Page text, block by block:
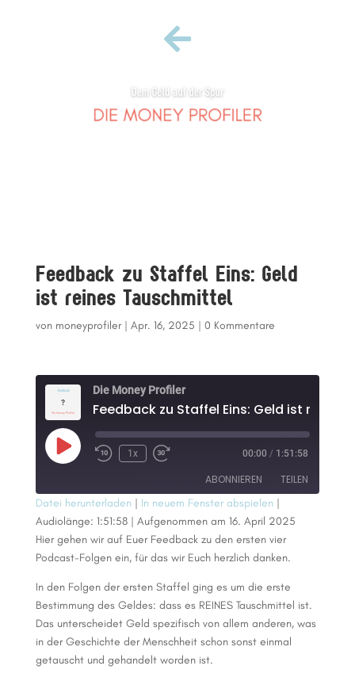

Feedback zu Staffel Eins: Geld
ist reines Tauschmittel
von moneyprofiler| Apr. 16, 2025 | 0 Kommentare
Die Money Profiler
Play
Episode
1x 00:00 / 1:51:58
ABONNIEREN TEILEN
RSS FEED
TEILEN
LINK
EMBED
Datei herunterladen| In neuem Fenster abspielen|
Audiolänge: 1:51:58| Aufgenommen am 16. April 2025
Hier gehen wir auf Euer Feedback zu den ersten vier
Podcast-Folgen ein, für das wir Euch herzlich danken.
In den Folgen der ersten Staffel ging es um die erste
Bestimmung des Geldes: dass es REINES Tauschmittel ist.
Das unterscheidet Geld spezifisch von allem anderen, was
in der Geschichte der Menschheit schon sonst einmal
getauscht und gehandelt worden ist.